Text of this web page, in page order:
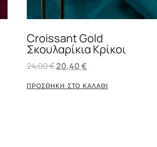
Croissant Gold
Σκουλαρίκια Κρίκοι
24,00€20,40€
ΠΡΟΣΘΗΚΗ ΣΤΟ ΚΑΛΑΘΙ